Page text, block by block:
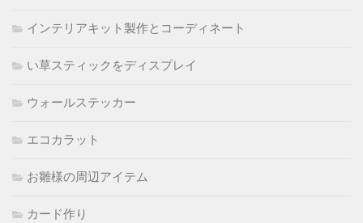
インテリアキット製作とコーディネート
い草スティックをディスプレイ
ウォールステッカー
エコカラット
お雛様の周辺アイテム
カード作り